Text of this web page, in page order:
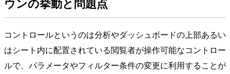
ウンの挙動と問題点
コントロールというのは分析やダッシュボードの上部あるい
はシート内に配置されている閲覧者が操作可能なコントロー
ルで、パラメータやフィルター条件の変更に利用することが